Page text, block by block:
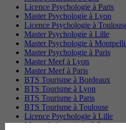
Licence Psychologie à Paris
Master Psychologie à Lyon
Licence Psychologie à
Master Psychologie à Lille
Master Psychologie à
Master Psychologie à Paris
Master Meef à Lyon
Master Meef à Paris
BTS Tourisme à Bordeaux
BTS Tourisme à Lyon
BTS Tourisme à Paris
BTS Tourisme à Toulouse
Licence Psychologie à Lille
Master Informatique à Paris